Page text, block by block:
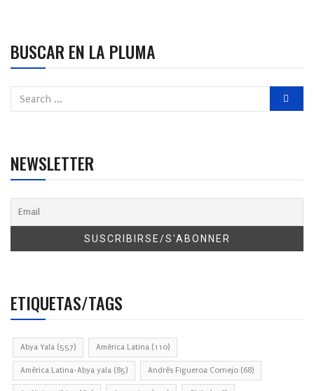
BUSCAR EN LA PLUMA
NEWSLETTER
ETIQUETAS/TAGS
Abya Yala (557) América Latina (110)
América Latina-Abya yala (85) Andrés Figueroa Cornejo (68)